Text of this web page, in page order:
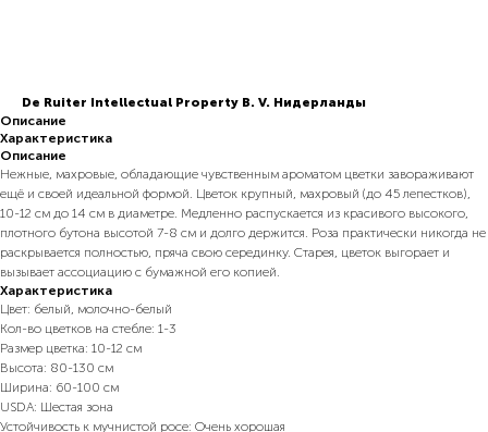
De Ruiter Intellectual Property B. V. Нидерланды
Описание
Характеристика
Описание
Нежные, махровые, обладающие чувственным ароматом цветки завораживают
ещё и своей идеальной формой. Цветок крупный, махровый (до 45 лепестков),
10-12 см до 14 см в диаметре. Медленно распускается из красивого высокого,
плотного бутона высотой 7-8 см и долго держится. Роза практически никогда не
раскрывается полностью, пряча свою серединку. Старея, цветок выгорает и
вызывает ассоциацию с бумажной его копией.
Характеристика
Цвет: белый, молочно-белый
Кол-во цветков на стебле: 1-3
Размер цветка: 10-12 см
Высота: 80-130 см
Ширина: 60-100 см
USDA: Шестая зона
Устойчивость к мучнистой росе: Очень хорошая